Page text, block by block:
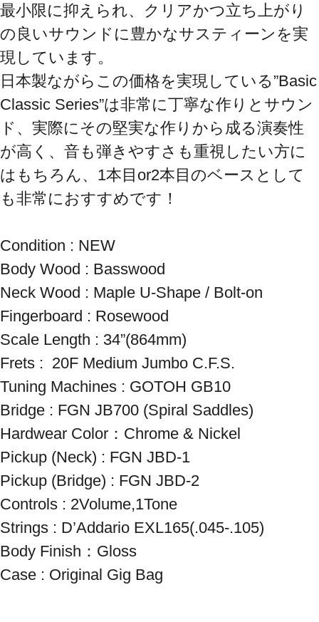
最小限に抑えられ、クリアかつ立ち上がり
の良いサウンドに豊かなサスティーンを実
現しています。
日本製ながらこの価格を実現している”Basic
Classic Series”は非常に丁寧な作りとサウン
ド、実際にその堅実な作りから成る演奏性
が高く、音も弾きやすさも重視したい方に
はもちろん、1本目or2本目のベースとして
も非常におすすめです！
Condition : NEW
Body Wood : Basswood
Neck Wood : Maple U-Shape / Bolt-on
Fingerboard : Rosewood
Scale Length : 34”(864mm)
Frets :  20F Medium Jumbo C.F.S.
Tuning Machines : GOTOH GB10
Bridge : FGN JB700 (Spiral Saddles)
Hardwear Color：Chrome & Nickel
Pickup (Neck) : FGN JBD-1
Pickup (Bridge) : FGN JBD-2
Controls : 2Volume,1Tone
Strings : D’Addario EXL165(.045-.105)
Body Finish：Gloss
Case : Original Gig Bag